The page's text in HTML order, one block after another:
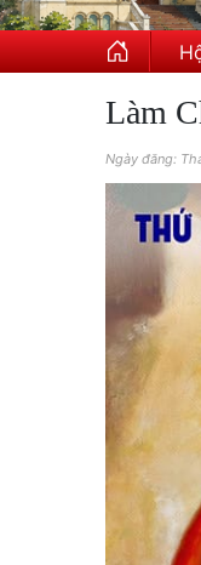
Làm
Ngày đăng: